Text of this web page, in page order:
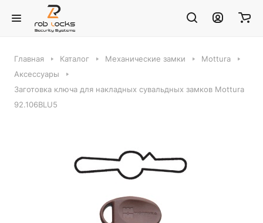
Главная Каталог Механические замки
Mottura
Аксессуары
Заготовка ключа для накладных сувальдных замков Mottura
92.106BLU5